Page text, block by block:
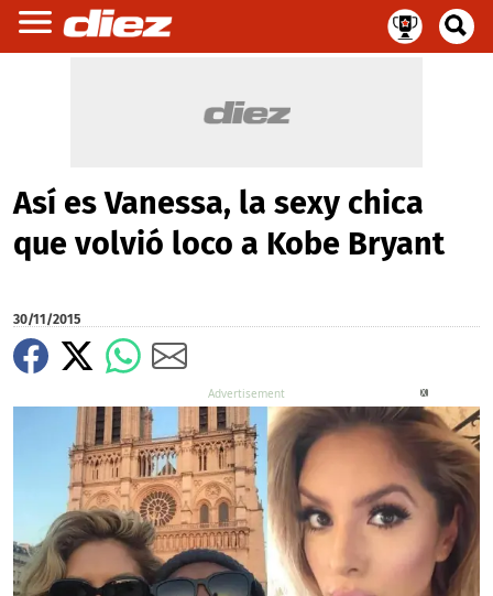
Así es Vanessa, la sexy chica
que volvió loco a Kobe Bryant
30/11/2015
X